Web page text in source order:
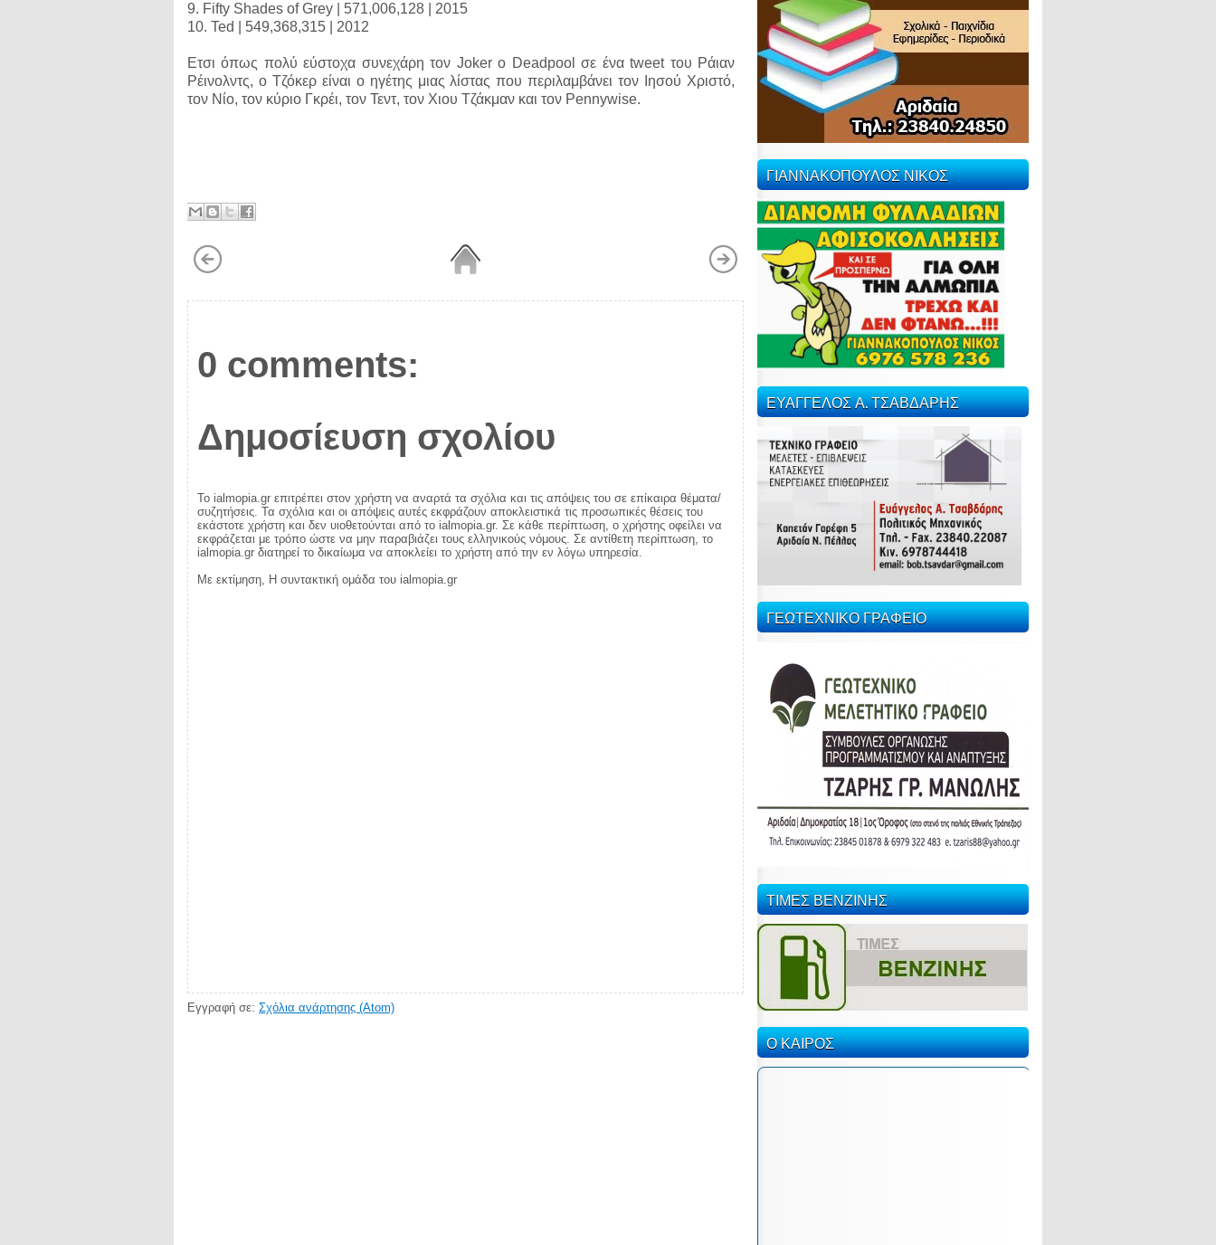
9. Fifty Shades of Grey | 571,006,128 | 2015
10. Ted | 549,368,315 | 2012
Ετσι όπως πολύ εύστοχα συνεχάρη τον Joker ο Deadpool σε ένα tweet του Ράιαν
Ρέινολντς, ο Τζόκερ είναι ο ηγέτης μιας λίστας που περιλαμβάνει τον Ιησού Χριστό,
τον Νίο, τον κύριο Γκρέι, τον Τεντ, τον Χιου Τζάκμαν και τον Pennywise.
0 comments:
Δημοσίευση σχολίου
Το ialmopia.gr επιτρέπει στον χρήστη να αναρτά τα σχόλια και τις απόψεις του σε επίκαιρα θέματα/
συζητήσεις. Τα σχόλια και οι απόψεις αυτές εκφράζουν αποκλειστικά τις προσωπικές θέσεις του
εκάστοτε χρήστη και δεν υιοθετούνται από το ialmopia.gr. Σε κάθε περίπτωση, ο χρήστης οφείλει να
εκφράζεται με τρόπο ώστε να μην παραβιάζει τους ελληνικούς νόμους. Σε αντίθετη περίπτωση, το
ialmopia.gr διατηρεί το δικαίωμα να αποκλείει το χρήστη από την εν λόγω υπηρεσία.
Με εκτίμηση, Η συντακτική ομάδα του ialmopia.gr
Εγγραφή σε: Σχόλια ανάρτησης (Atom)
ΓΙΑΝΝΑΚΟΠΟΥΛΟΣ ΝΙΚΟΣ
ΕΥΑΓΓΕΛΟΣ Α. ΤΣΑΒΔΑΡΗΣ
ΓΕΩΤΕΧΝΙΚΟ ΓΡΑΦΕΙΟ
ΤΙΜΕΣ ΒΕΝΖΙΝΗΣ
Ο ΚΑΙΡΟΣ